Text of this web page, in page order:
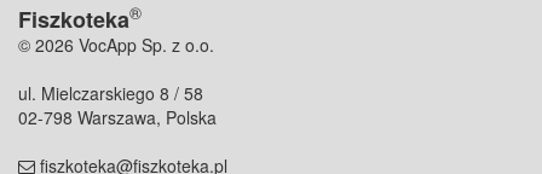
Fiszkoteka®
© 2026 VocApp Sp. z o.o.
ul. Mielczarskiego 8 / 58
02-798 Warszawa, Polska
fiszkoteka@fiszkoteka.pl